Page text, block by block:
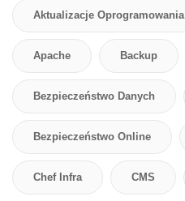
Aktualizacje Oprogramowania
Apache Backup
Bezpieczeństwo Danych
Bezpieczeństwo Online
Chef Infra CMS